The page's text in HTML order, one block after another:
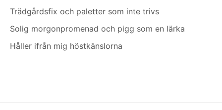
Trädgårdsfix och paletter som inte trivs
Solig morgonpromenad och pigg som en lärka
Håller ifrån mig höstkänslorna